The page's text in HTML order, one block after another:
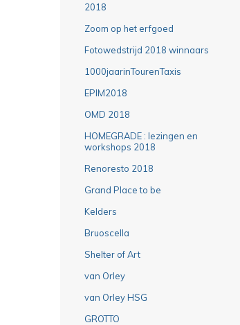
2018
Zoom op het erfgoed
Fotowedstrijd 2018 winnaars
1000jaarinTourenTaxis
EPIM2018
OMD 2018
HOMEGRADE : lezingen en
workshops 2018
Renoresto 2018
Grand Place to be
Kelders
Bruoscella
Shelter of Art
van Orley
van Orley HSG
GROTTO